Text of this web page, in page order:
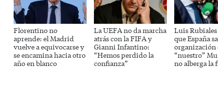
Florentino no
aprende: el Madrid
vuelve a equivocarse y
se encamina hacia otro
año en blanco
La UEFA no da marcha
atrás con la FIFA y
Gianni Infantino:
“Hemos perdido la
confianza”
Luis
que España
organización
“nuestro”
no alberga la